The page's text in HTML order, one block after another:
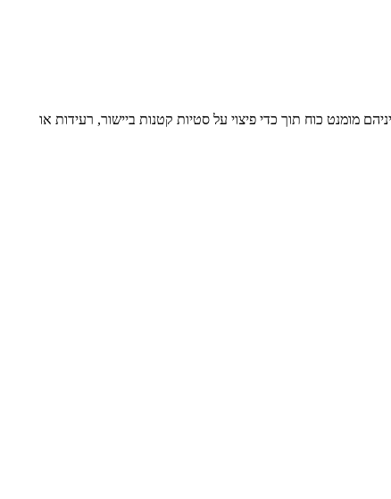
מומנט כוח תוך כדי פיצוי על סטיות קטנות ביישור, רעידות או